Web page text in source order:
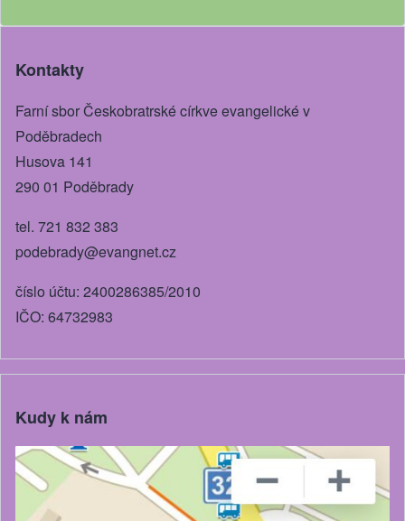
Kontakty
Farní sbor Českobratrské církve evangelické v
Poděbradech
Husova 141
290 01 Poděbrady
tel. 721 832 383
podebrady@evangnet.cz
číslo účtu: 2400286385/2010
IČO: 64732983
Kudy k nám